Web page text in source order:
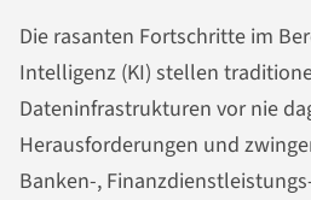
Die rasanten Fortschritte im
Intelligenz (KI) stellen
Dateninfrastrukturen vor nie
Herausforderungen und
Banken-,